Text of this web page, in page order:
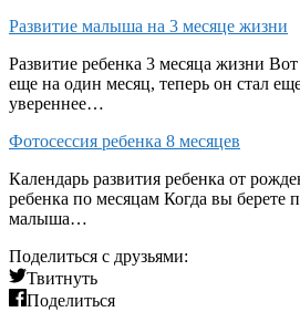
Развитие малыша на 3 месяце жизни
Развитие ребенка 3 месяца жизни
еще на один месяц, теперь он стал
увереннее…
Фотосессия ребенка 8 месяцев
Календарь развития ребенка от
ребенка по месяцам Когда вы берете
малыша…
Поделиться с друзьями:
Твитнуть
Поделиться